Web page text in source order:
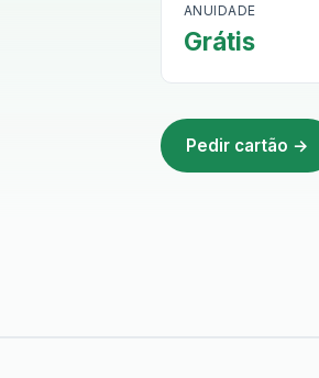
ANUIDADE
Grátis
Pedir cartão →